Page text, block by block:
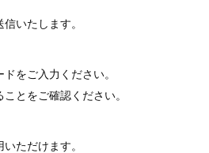
いたします。
をご入力ください。
とをご確認ください。
ただけます。